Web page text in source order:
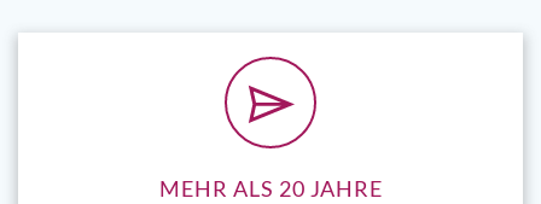
MEHR ALS 20 JAHRE